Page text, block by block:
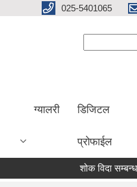
025-5401065
ग्यालरी डिजिटल
प्रोफाईल
शोक विदा सम्बन्धमा !!!